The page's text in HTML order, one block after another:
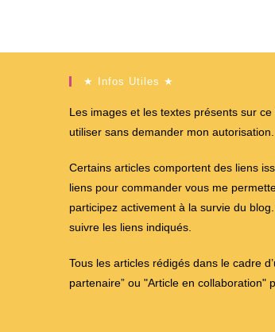
★ Infos Utiles ★
Les images et les textes présents sur
utiliser sans demander mon autorisation.
Certains articles comportent des liens
liens pour commander vous me
participez activement à la survie du
suivre les liens indiqués.
Tous les articles rédigés dans le cadre
partenaire” ou "Article en collaboration"